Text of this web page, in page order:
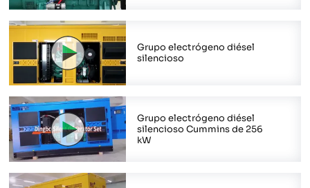
Grupo electrógeno diésel
silencioso
Grupo electrógeno diésel
silencioso Cummins de 256
kW